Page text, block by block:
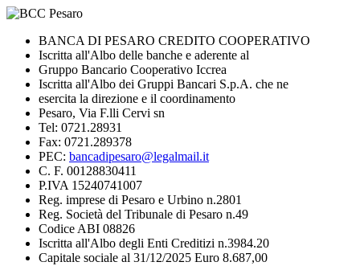
BANCA DI PESARO CREDITO COOPERATIVO
Iscritta all'Albo delle banche e aderente al
Gruppo Bancario Cooperativo Iccrea
Iscritta all'Albo dei Gruppi Bancari S.p.A. che ne
esercita la direzione e il coordinamento
Pesaro, Via F.lli Cervi sn
Tel: 0721.28931
Fax: 0721.289378
PEC: bancadipesaro@legalmail.it
C. F. 00128830411
P.IVA 15240741007
Reg. imprese di Pesaro e Urbino n.2801
Reg. Società del Tribunale di Pesaro n.49
Codice ABI 08826
Iscritta all'Albo degli Enti Creditizi n.3984.20
Capitale sociale al 31/12/2025 Euro 8.687,00